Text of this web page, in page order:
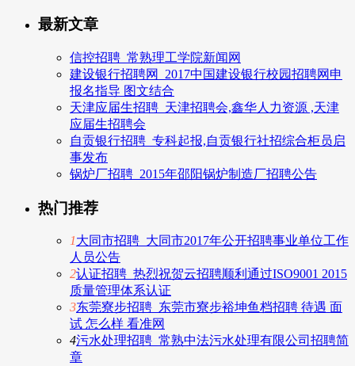
最新文章
信控招聘_常熟理工学院新闻网
建设银行招聘网_2017中国建设银行校园招聘网申
报名指导 图文结合
天津应届生招聘_天津招聘会,鑫华人力资源 ,天津
应届生招聘会
自贡银行招聘_专科起报,自贡银行社招综合柜员启
事发布
锅炉厂招聘_2015年邵阳锅炉制造厂招聘公告
热门推荐
1大同市招聘_大同市2017年公开招聘事业单位工作
人员公告
2认证招聘_热烈祝贺云招聘顺利通过ISO9001 2015
质量管理体系认证
3东莞寮步招聘_东莞市寮步裕坤鱼档招聘 待遇 面
试 怎么样 看准网
4污水处理招聘_常熟中法污水处理有限公司招聘简
章